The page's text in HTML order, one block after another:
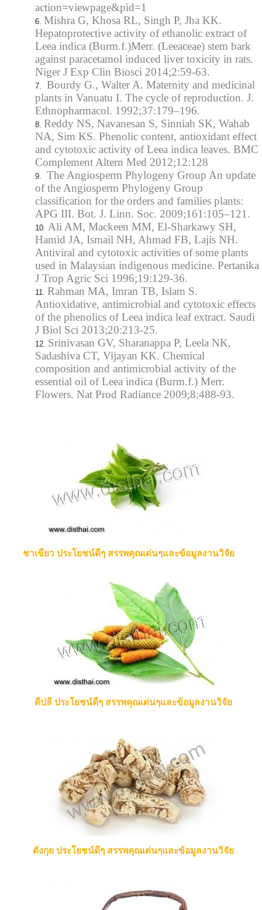
action=viewpage&pid=1
Mishra G, Khosa RL, Singh P, Jha KK.
Hepatoprotective activity of ethanolic extract of
Leea indica (Burm.f.)Merr. (Leeaceae) stem bark
against paracetamol induced liver toxicity in rats.
Niger J Exp Clin Biosci 2014;2:59-63.
Bourdy G., Walter A. Maternity and medicinal
plants in Vanuatu I. The cycle of reproduction. J.
Ethnopharmacol. 1992;37:179–196.
Reddy NS, Navanesan S, Sinniah SK, Wahab
NA, Sim KS. Phenolic content, antioxidant effect
and cytotoxic activity of Leea indica leaves. BMC
Complement Altern Med 2012;12:128
The Angiosperm Phylogeny Group An update
of the Angiosperm Phylogeny Group
classification for the orders and families plants:
APG III. Bot. J. Linn. Soc. 2009;161:105–121.
Ali AM, Mackeen MM, El-Sharkawy SH,
Hamid JA, Ismail NH, Ahmad FB, Lajis NH.
Antiviral and cytotoxic activities of some plants
used in Malaysian indigenous medicine. Pertanika
J Trop Agric Sci 1996;19:129-36.
Rahman MA, Imran TB, Islam S.
Antioxidative, antimicrobial and cytotoxic effects
of the phenolics of Leea indica leaf extract. Saudi
J Biol Sci 2013;20:213-25.
Srinivasan GV, Sharanappa P, Leela NK,
Sadashiva CT, Vijayan KK. Chemical
composition and antimicrobial activity of the
essential oil of Leea indica (Burm.f.) Merr.
Flowers. Nat Prod Radiance 2009;8:488-93.
ชาเขียว ประโยชน์ดีๆ สรรพคุณเด่นๆและข้อมูลงานวิจัย
ดีปลี ประโยชน์ดีๆ สรรพคุณเด่นๆและข้อมูลงานวิจัย
ตังกุย ประโยชน์ดีๆ สรรพคุณเด่นๆและข้อมูลงานวิจัย